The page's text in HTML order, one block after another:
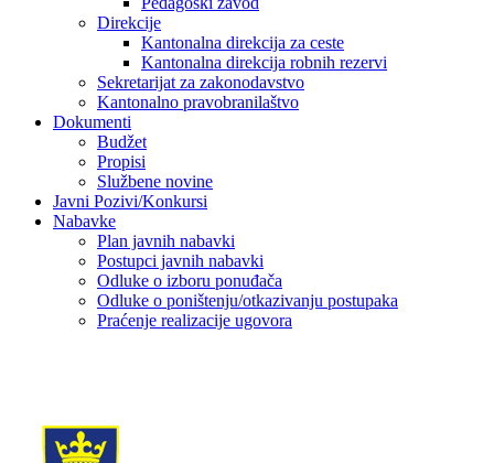
Direkcije
Kantonalna direkcija za ceste
Kantonalna direkcija robnih rezervi
Sekretarijat za zakonodavstvo
Kantonalno pravobranilaštvo
Dokumenti
Budžet
Propisi
Službene novine
Javni Pozivi/Konkursi
Nabavke
Plan javnih nabavki
Postupci javnih nabavki
Odluke o izboru ponuđača
Odluke o poništenju/otkazivanju postupaka
Praćenje realizacije ugovora